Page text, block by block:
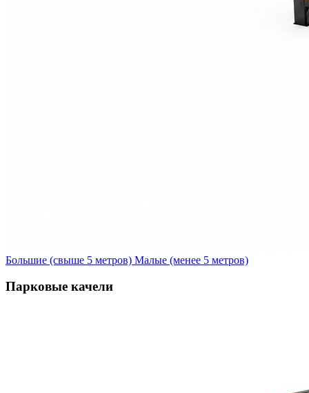
Большие (свыше 5 метров) Малые (менее 5 метров)
Парковые качели